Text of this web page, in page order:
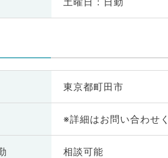
東京都町田市
※詳細はお問い合わせ
相談可能